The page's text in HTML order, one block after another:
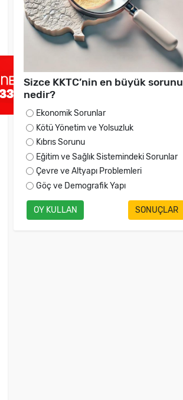
Sizce KKTC’nin en büyük sorunu
nedir?
Ekonomik Sorunlar
Kötü Yönetim ve Yolsuzluk
Kıbrıs Sorunu
Eğitim ve Sağlık Sistemindeki Sorunlar
Çevre ve Altyapı Problemleri
Göç ve Demografik Yapı
OY KULLAN SONUÇLAR